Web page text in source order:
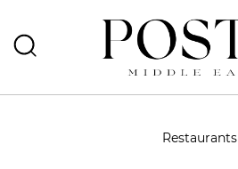
Restaurants